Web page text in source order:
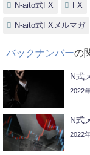
N-aito式FX FX
N-aito式FXメルマガ
バックナンバーの
N式
2022
N式
2022